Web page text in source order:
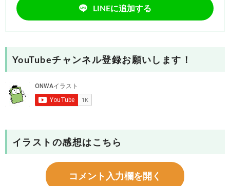
LINEに追加する
YouTubeチャンネル登録お願いします！
イラストの感想はこちら
コメント入力欄を開く